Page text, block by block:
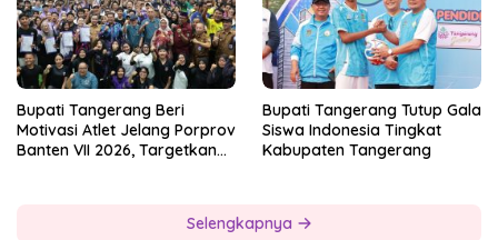
Bupati Tangerang Beri
Motivasi Atlet Jelang Porprov
Banten VII 2026, Targetkan
Bupati Tangerang Tutup Gala
Siswa Indonesia Tingkat
Kabupaten Tangerang
Selengkapnya